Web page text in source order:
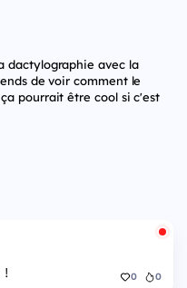
dactylographie avec la
de voir comment le
pourrait être cool si c'est
! 0 0